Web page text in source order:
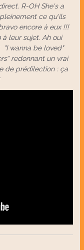
R-OH She's a
ce qu'ils
encore à eux !!!
à leur sujet. Ah oui
"I wanna be loved"
redonnant un vrai
de prédilection : ça